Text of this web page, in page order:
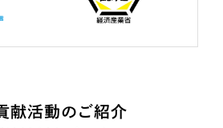
献活動のご紹介